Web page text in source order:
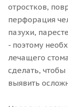
отростков,
перфорация
пазухи,
- поэтому
лечащего
сделать,
выявить